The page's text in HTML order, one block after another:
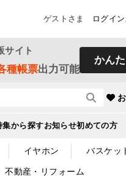
ゲストさま ログイン
サイト
種帳票出力可能
かん
集から探すお知らせ初めての方
イヤホン バスケッ
不動産・リフォーム